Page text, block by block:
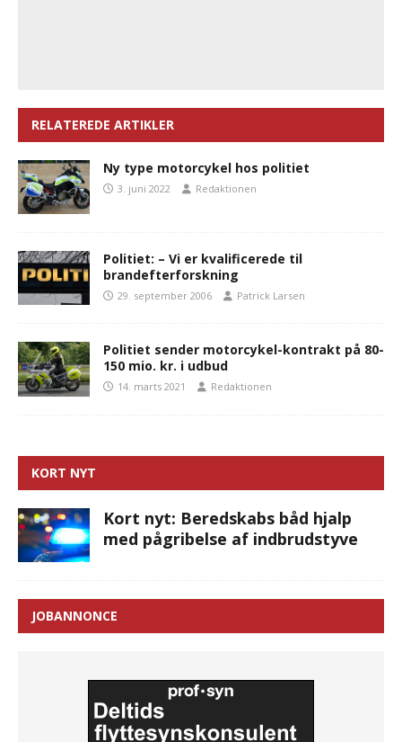
RELATEREDE ARTIKLER
Ny type motorcykel hos politiet
3. juni 2022 Redaktionen
Politiet: – Vi er kvalificerede til
brandefterforskning
29. september 2006 Patrick Larsen
Politiet sender motorcykel-kontrakt på 80-
150 mio. kr. i udbud
14. marts 2021 Redaktionen
KORT NYT
Kort nyt: Beredskabs båd hjalp
med pågribelse af indbrudstyve
JOBANNONCE